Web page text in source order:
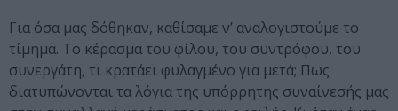
Για όσα μας δόθηκαν, καθίσαμε ν’ αναλογιστούμε το
τίμημα. Το κέρασμα του φίλου, του συντρόφου, του
συνεργάτη, τι κρατάει φυλαγμένο για μετά; Πως
διατυπώνονται τα λόγια της υπόρρητης συναίνεσής μας